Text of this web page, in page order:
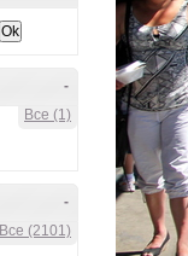
-
Все (1)
-
Все (2101)